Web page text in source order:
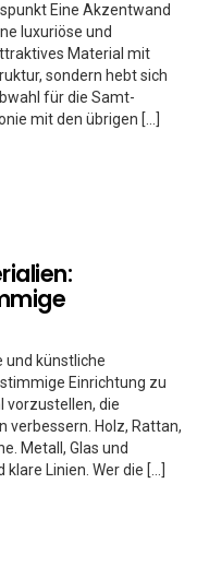
Eine Akzentwand
luxuriöse und
Material mit
sondern hebt sich
für die Samt-
mit den übrigen […]
und künstliche
Einrichtung zu
vorzustellen, die
verbessern. Holz, Rattan,
Metall, Glas und
Linien. Wer die […]